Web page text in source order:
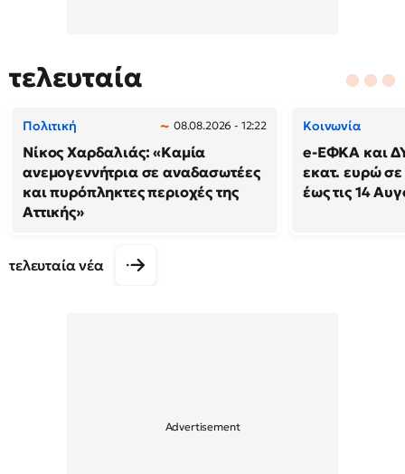
τελευταία
Πολιτική 08.08.2026 - 12:22
Νίκος Χαρδαλιάς: «Καμία
ανεμογεννήτρια σε αναδασωτέες
και πυρόπληκτες περιοχές της
Αττικής»
Κοινωνία
e-ΕΦΚΑ και
εκατ. ευρώ σε
έως τις 14
τελευταία νέα